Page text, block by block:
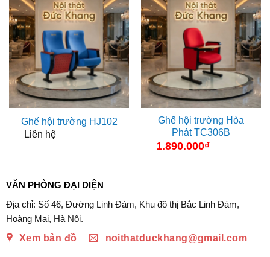
Ghế hội trường HJ102
Liên hệ
Ghế hội trường Hòa
Phát TC306B
1.890.000₫
VĂN PHÒNG ĐẠI DIỆN
Địa chỉ: Số 46, Đường Linh Đàm, Khu đô thị Bắc Linh Đàm,
Hoàng Mai, Hà Nội.
Xem bản đồ
noithatduckhang@gmail.com